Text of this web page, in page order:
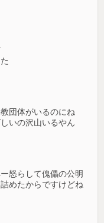
団体がいるのにね
いの沢山いるやん
怒らして傀儡の公明
めたからですけどね